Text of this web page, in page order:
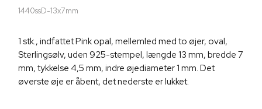
1440ssD-13x7mm
1 stk., indfattet Pink opal, mellemled med to øjer, oval,
Sterlingsølv, uden 925-stempel, længde 13 mm, bredde 7
mm, tykkelse 4,5 mm, indre øjediameter 1 mm. Det
øverste øje er åbent, det nederste er lukket.